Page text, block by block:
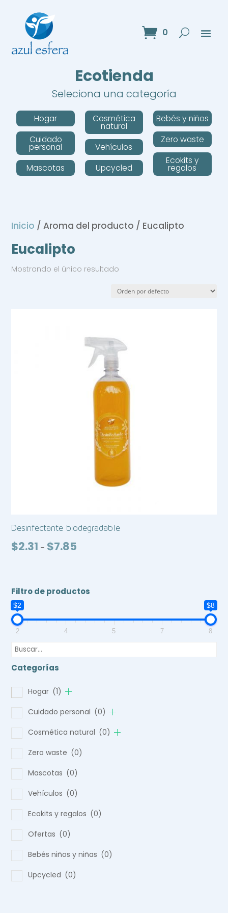
0
Ecotienda
Seleciona una categoría
Hogar
Cuidado
personal
Mascotas
Cosmética
natural
Vehículos
Upcycled
Bebés y niños
Zero waste
Ecokits y
regalos
Inicio / Aroma del producto / Eucalipto
Eucalipto
Mostrando el único resultado
Desinfectante biodegradable
$2.31 – $7.85
$7.85
Filtro de productos
$2 $8
2 4 5 7 8
Categorías
Hogar (1)
Cuidado personal (0)
Cosmética natural (0)
Zero waste (0)
Mascotas (0)
Vehículos (0)
Ecokits y regalos (0)
Ofertas (0)
Bebés niños y niñas (0)
Upcycled (0)